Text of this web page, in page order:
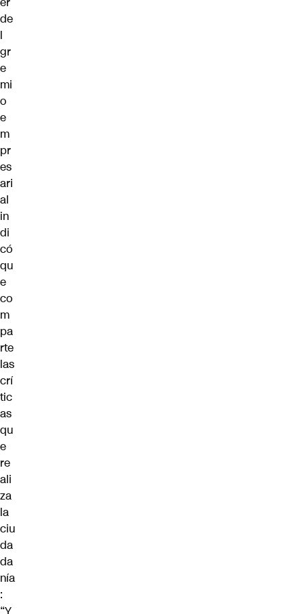
de
l
gr
e
mi
o
e
m
pr
es
ari
al
in
di
có
qu
e
co
m
pa
rte
las
crí
tic
as
qu
e
re
ali
za
la
ciu
da
da
nía
:
“Y